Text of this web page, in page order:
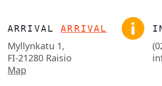
ARRIVAL ARRIVAL
Myllynkatu 1,
FI-21280 Raisio
Map